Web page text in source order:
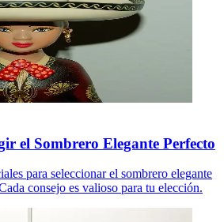
el Sombrero Elegante Perfecto
para seleccionar el sombrero elegante
consejo es valioso para tu elección.